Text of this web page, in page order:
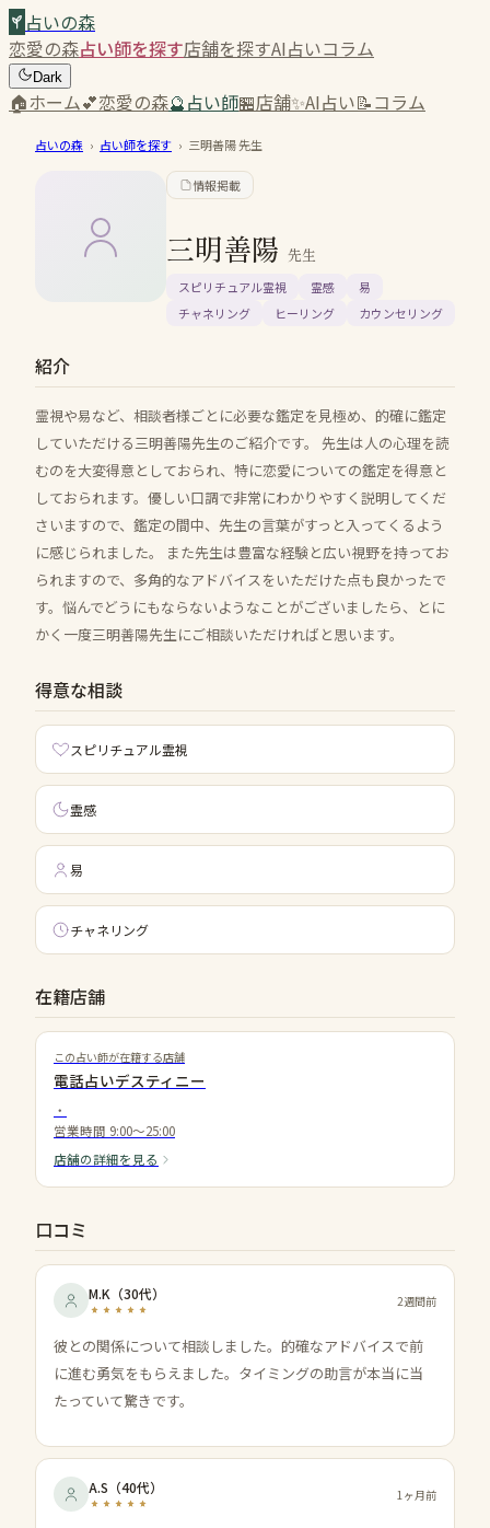
占いの森
恋愛の森占い師を探す店舗を探すAI占いコラム
Dark
🏠ホーム💕恋愛の森🔮占い師🏪店舗✨AI占い📝コラム
占いの森 › 占い師を探す › 三明善陽先生
情報掲載
三明善陽 先生
スピリチュアル霊視 霊感
易
チャネリング
ヒーリング カウンセリング
紹介
霊視や易など、相談者様ごとに必要な鑑定を見極め、的確に鑑定
していただける三明善陽先生のご紹介です。 先生は人の心理を読
むのを大変得意としておられ、特に恋愛についての鑑定を得意と
しておられます。優しい口調で非常にわかりやすく説明してくだ
さいますので、鑑定の間中、先生の言葉がすっと入ってくるよう
に感じられました。 また先生は豊富な経験と広い視野を持ってお
られますので、多角的なアドバイスをいただけた点も良かったで
す。悩んでどうにもならないようなことがございましたら、とに
かく一度三明善陽先生にご相談いただければと思います。
得意な相談
スピリチュアル霊視
霊感
易
チャネリング
在籍店舗
この占い師が在籍する店舗
電話占いデスティニー
・
営業時間 9:00～25:00
店舗の詳細を見る
口コミ
M.K （30代） 2週間前
彼との関係について相談しました。的確なアドバイスで前
に進む勇気をもらえました。タイミングの助言が本当に当
たっていて驚きです。
A.S （40代） 1ヶ月前